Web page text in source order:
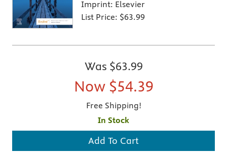
Imprint: Elsevier
List Price: $63.99
Was $63.99
Now $54.39
Free Shipping!
In Stock
Add To Cart